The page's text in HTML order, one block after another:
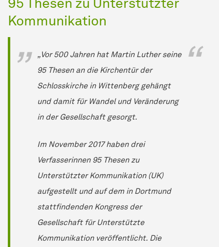
Kommunikation
„Vor 500 Jahren hat Martin Luther seine
95 Thesen an die Kirchentür der
Schlosskirche in Wittenberg gehängt
und damit für Wandel und Veränderung
in der Gesellschaft gesorgt.
Im November 2017 haben drei
Verfasserinnen 95 Thesen zu
Unterstützter Kommunikation (UK)
aufgestellt und auf dem in Dortmund
stattfindenden Kongress der
Gesellschaft für Unterstützte
Kommunikation veröffentlicht. Die